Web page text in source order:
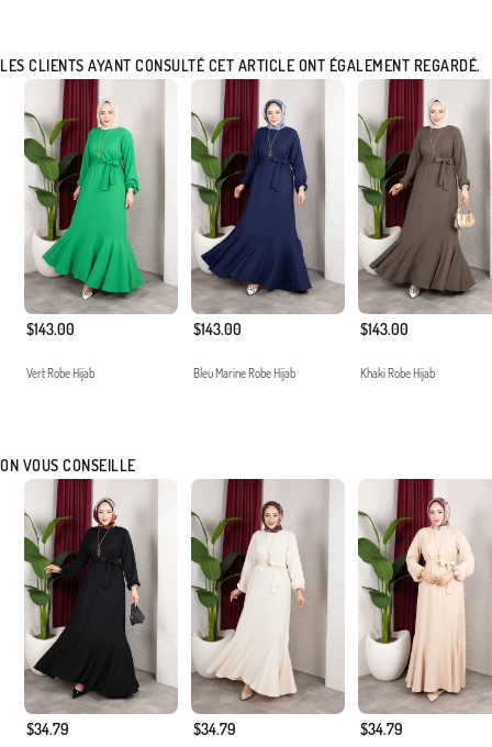
LES CLIENTS AYANT CONSULTÉ CET ARTICLE ONT ÉGALEMENT REGARDÉ.
$143.00
Vert Robe Hijab
$143.00
Bleu Marine Robe Hijab
$143.00
Khaki Robe Hijab
ON VOUS CONSEILLE
$34.79 $34.79 $34.79